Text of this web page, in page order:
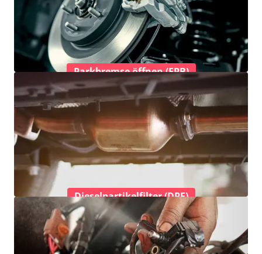
Parkbremse öffnen (EPB)
Dieselpartikelfilter (DPF)